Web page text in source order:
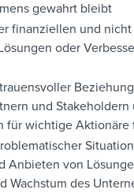
gewahrt bleibt
finanziellen und
oder
und Stakeholdern
für wichtige Aktionäre
Anbieten von
Wachstum des